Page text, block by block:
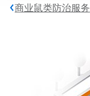
商业鼠类防治服务